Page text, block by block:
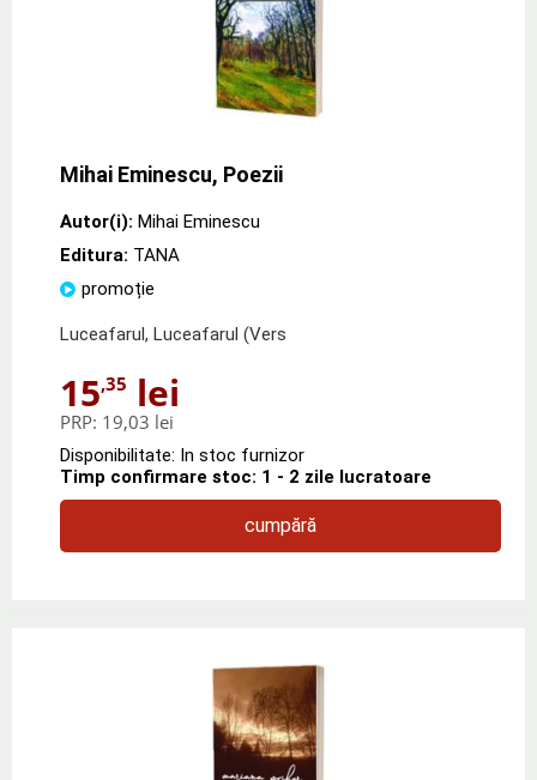
Mihai Eminescu, Poezii
Autor(i): Mihai Eminescu
Editura: TANA
promoție
Luceafarul, Luceafarul (Vers
15,35 lei
PRP: 19,03 lei
Disponibilitate: In stoc furnizor
Timp confirmare stoc: 1 - 2 zile lucratoare
cumpără